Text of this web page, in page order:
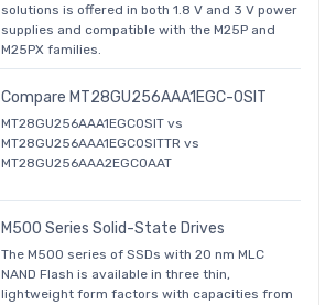
solutions is offered in both 1.8 V and 3 V power
supplies and compatible with the M25P and
M25PX families.
Compare MT28GU256AAA1EGC-0SIT
MT28GU256AAA1EGC0SIT vs
MT28GU256AAA1EGC0SITTR vs
MT28GU256AAA2EGC0AAT
M500 Series Solid-State Drives
The M500 series of SSDs with 20 nm MLC
NAND Flash is available in three thin,
lightweight form factors with capacities from